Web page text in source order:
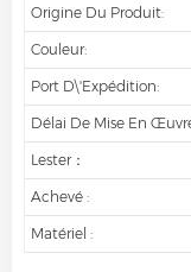
Origine Du Produit:
Couleur:
Port D\'expédition:
Délai De Mise En
Lester：
Achevé :
Matériel :